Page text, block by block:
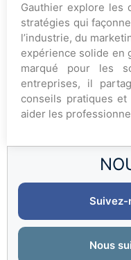
Suivez-
Nous
Gauthier explore les
stratégies qui
l’industrie, du
expérience solide en
marqué pour les
entreprises, il
conseils pratiques
aider les